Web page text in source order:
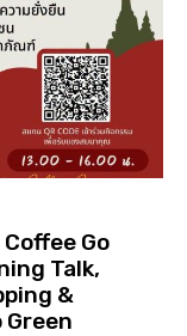
าตุ 3 แผ่นดิน ปี
น
านนครประจำปี
)
องเก่ามีชีวิต”
Go
Talk,
&
Green